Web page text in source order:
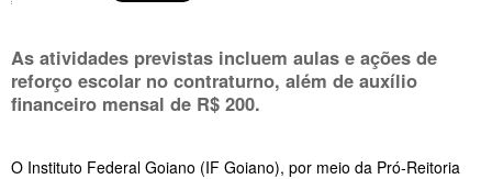
As atividades previstas incluem aulas e ações de
reforço escolar no contraturno, além de auxílio
financeiro mensal de R$ 200.
O Instituto Federal Goiano (IF Goiano), por meio da Pró-Reitoria